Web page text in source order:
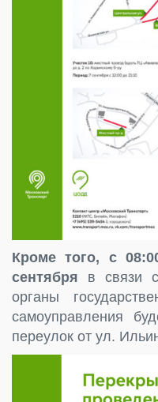
Кроме того, с
сентября в связи
органы
самоуправления
переулок от ул.